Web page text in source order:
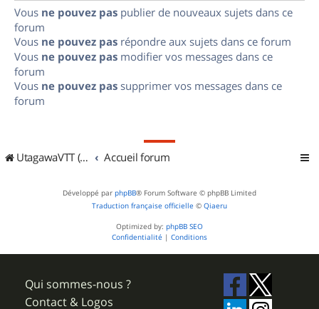
Vous ne pouvez pas publier de nouveaux sujets dans ce
forum
Vous ne pouvez pas répondre aux sujets dans ce forum
Vous ne pouvez pas modifier vos messages dans ce
forum
Vous ne pouvez pas supprimer vos messages dans ce
forum
UtagawaVTT (Randos VTT et VTTAE avec traces GPS) Accueil forum
Développé par phpBB® Forum Software © phpBB Limited
Traduction française officielle © Qiaeru
Optimized by: phpBB SEO
Confidentialité | Conditions
Qui sommes-nous ?
Contact & Logos